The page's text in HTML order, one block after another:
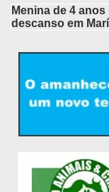
Menina de 4
descanso em